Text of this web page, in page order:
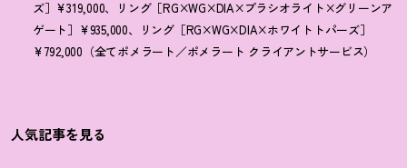
ズ］¥319,000、リング［RG×WG×DIA×プラシオライト×グリーンア
ゲート］¥935,000、リング［RG×WG×DIA×ホワイトトパーズ］
¥792,000（全てポメラート／ポメラート クライアントサービス）
人気記事を見る